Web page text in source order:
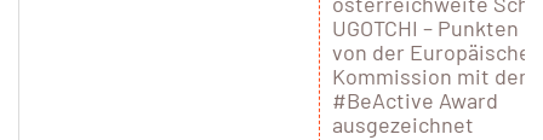
UGOTCHI – Punkten
von der Europäischen
Kommission mit dem
#BeActive Award
ausgezeichnet